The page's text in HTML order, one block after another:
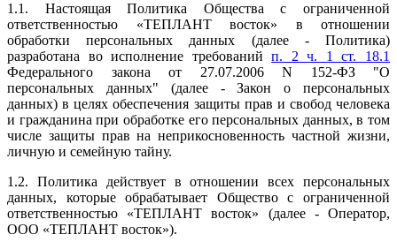
1.1. Настоящая Политика Общества с ограниченной
ответственностью «ТЕПЛАНТ восток» в отношении
обработки персональных данных (далее - Политика)
разработана во исполнение требованийп. 2 ч. 1 ст. 18.1
Федерального закона от 27.07.2006 N 152-ФЗ "О
персональных данных" (далее - Закон о персональных
данных) в целях обеспечения защиты прав и свобод человека
и гражданина при обработке его персональных данных, в том
числе защиты прав на неприкосновенность частной жизни,
личную и семейную тайну.
1.2. Политика действует в отношении всех персональных
данных, которые обрабатывает Общество с ограниченной
ответственностью «ТЕПЛАНТ восток» (далее - Оператор,
ООО «ТЕПЛАНТ восток»).